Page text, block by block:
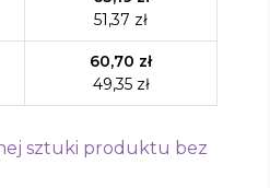
51,37 zł
60,70 zł
49,35 zł
sztuki produktu bez